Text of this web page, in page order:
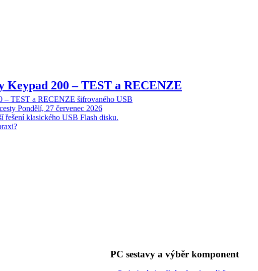
Keypad 200 – TEST a RECENZE
– TEST a RECENZE šifrovaného USB
Pondělí, 27 červenec 2026
řešení klasického USB Flash disku.
PC sestavy a výběr komponent